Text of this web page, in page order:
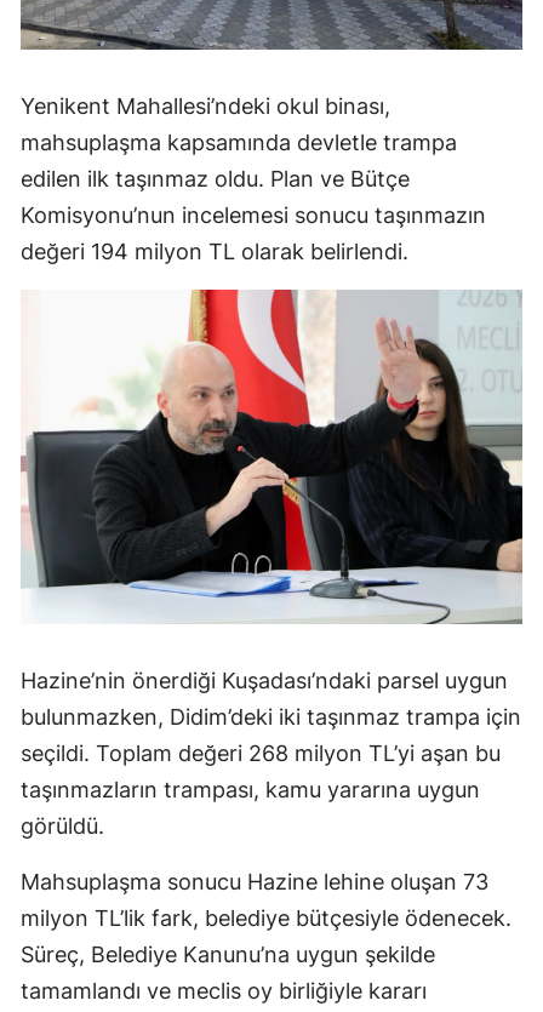
Yenikent Mahallesi’ndeki okul binası,
mahsuplaşma kapsamında devletle trampa
edilen ilk taşınmaz oldu. Plan ve Bütçe
Komisyonu’nun incelemesi sonucu taşınmazın
değeri 194 milyon TL olarak belirlendi.
Hazine’nin önerdiği Kuşadası’ndaki parsel uygun
bulunmazken, Didim’deki iki taşınmaz trampa için
seçildi. Toplam değeri 268 milyon TL’yi aşan bu
taşınmazların trampası, kamu yararına uygun
görüldü.
Mahsuplaşma sonucu Hazine lehine oluşan 73
milyon TL’lik fark, belediye bütçesiyle ödenecek.
Süreç, Belediye Kanunu’na uygun şekilde
tamamlandı ve meclis oy birliğiyle kararı